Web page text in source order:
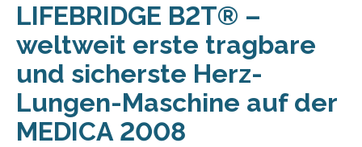
LIFEBRIDGE B2T® –
weltweit erste tragbare
und sicherste Herz-
Lungen-Maschine auf der
MEDICA 2008